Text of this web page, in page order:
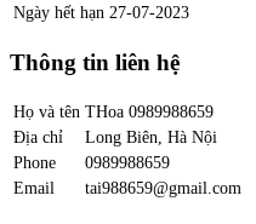
Ngày hết hạn 27-07-2023
Thông tin liên hệ
Họ và tên THoa 0989988659
Địa chỉ
Long Biên, Hà Nội
Phone
0989988659
Email
tai988659@gmail.com